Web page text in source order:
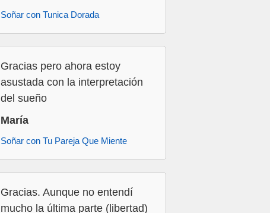
Soñar con Tunica Dorada
Gracias pero ahora estoy
asustada con la interpretación
del sueño
María
Soñar con Tu Pareja Que Miente
Gracias. Aunque no entendí
mucho la última parte (libertad)